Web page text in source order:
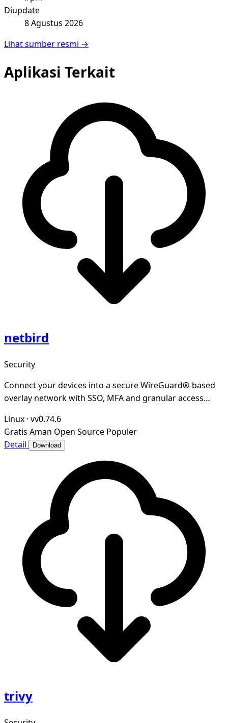
Diupdate
8 Agustus 2026
Lihat sumber resmi →
Aplikasi Terkait
netbird
Security
Connect your devices into a secure WireGuard®-based
overlay network with SSO, MFA and granular access
Linux · vv0.74.6
Gratis Aman Open Source Populer
Detail
Download
trivy